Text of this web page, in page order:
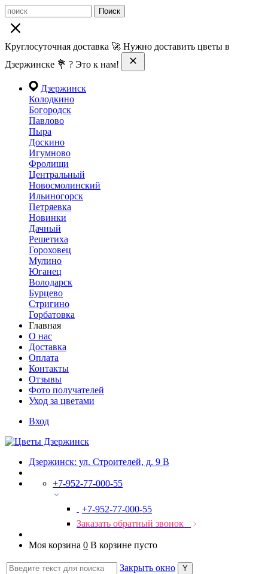
Поиск
Круглосуточная доставка 🚀 Нужно доставить цветы в
Дзержинске 💐 ? Это к нам!
Дзержинск
Колодкино
Богородск
Павлово
Пыра
Доскино
Игумново
Фролищи
Центральный
Новосмолинский
Ильиногорск
Петряевка
Новинки
Дачный
Решетиха
Гороховец
Мулино
Юганец
Володарск
Бурцево
Стригино
Горбатовка
Главная
О нас
Доставка
Оплата
Контакты
Отзывы
Фото получателей
Уход за цветами
Вход
Дзержинск: ул. Строителей, д. 9 В
+7-952-77-000-55
+7-952-77-000-55
Заказать обратный звонок
Моя корзина 0 В корзине пусто
Закрыть окно